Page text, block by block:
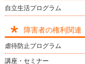
自立生活プログラム
障害者の権利関連
虐待防止プログラム
講座・セミナー